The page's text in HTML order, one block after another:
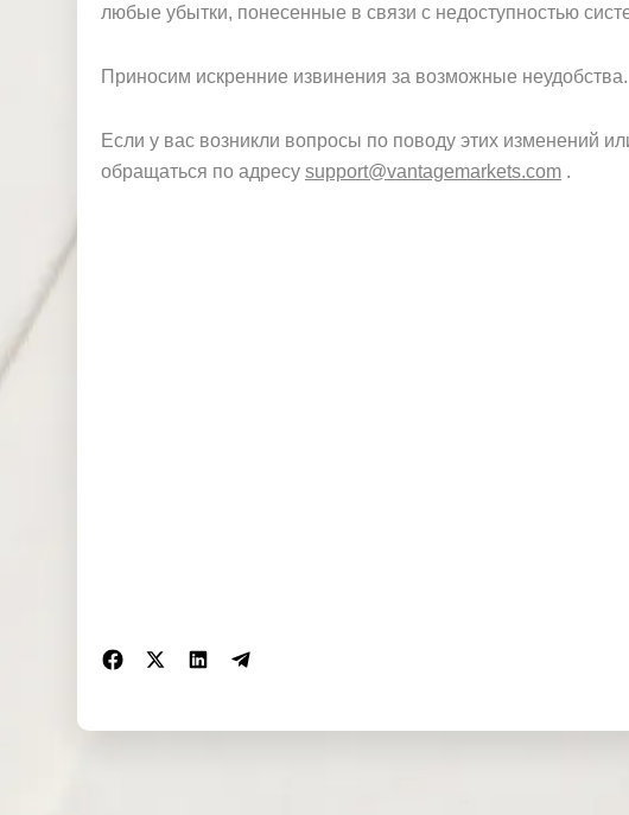
любые убытки, понесенные в связи с недоступностью
Приносим искренние извинения за возможные неудобства.
Если у вас возникли вопросы по поводу этих изменений
обращаться по адресу support@vantagemarkets.com .